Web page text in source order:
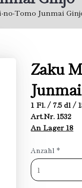
no-Tomo Junmai
Zaku
1 Fl. / 7.5 dl /
Art.Nr. 1532
An Lager 18
Anzahl *